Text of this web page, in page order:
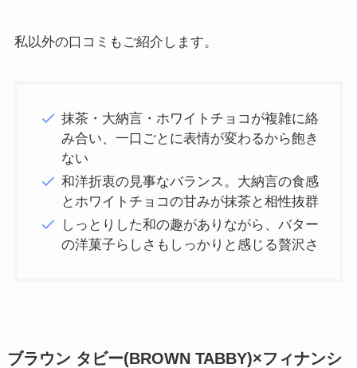
私以外の口コミもご紹介します。
抹茶・大納言・ホワイトチョコが複雑に絡
み合い、一口ごとに表情が変わるから飽き
ない
和洋折衷の見事なバランス。大納言の食感
とホワイトチョコの甘みが抹茶と相性抜群
しっとりした和の趣がありながら、バター
の洋菓子らしさもしっかりと感じる贅沢さ
ブラウン タビー(BROWN TABBY)×フィナンシ